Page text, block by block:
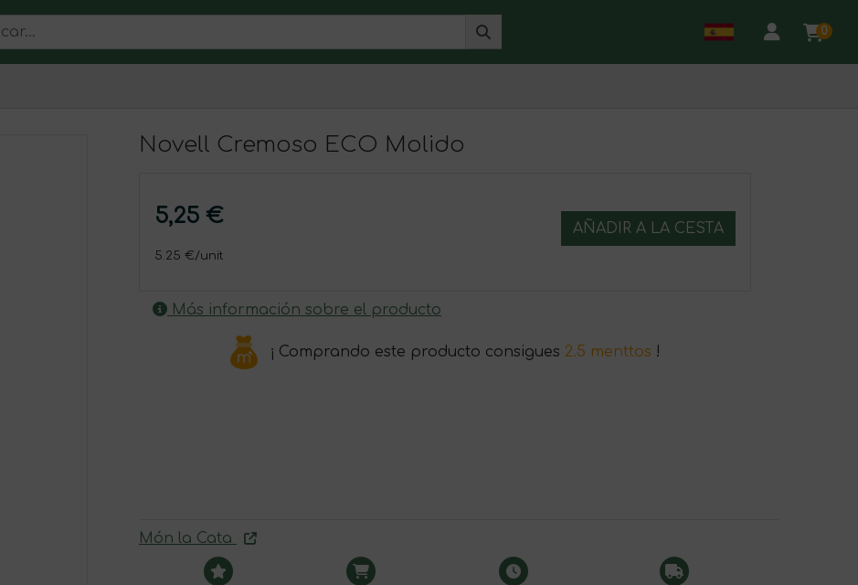
0
Novell Cremoso ECO Molido
5,25 €
5.25 €/unit
AÑADIR A LA CESTA
Más información sobre el producto
¡ Comprando este producto consigues 2.5 menttos !
Món la Cata